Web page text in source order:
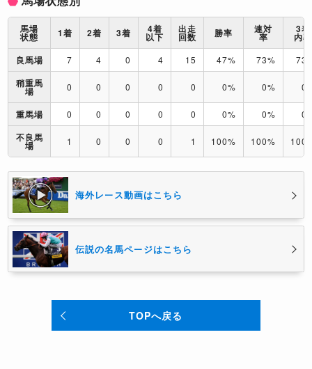
馬場
状態 1着 2着 3着 4着
以下
出走
回数 勝率 連対
率
3着
内率
良馬場
7 4 0 4 15 47% 73%
稍重馬
場 0 0 0 0 0 0% 0%
重馬場 0 0 0 0 0 0% 0%
不良馬
場 1 0 0 0 1 100% 100%
海外レース動画はこちら
伝説の名馬ページはこちら
TOPへ戻る